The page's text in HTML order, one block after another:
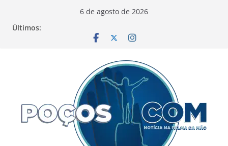
6 de agosto de 2026
Últimos: